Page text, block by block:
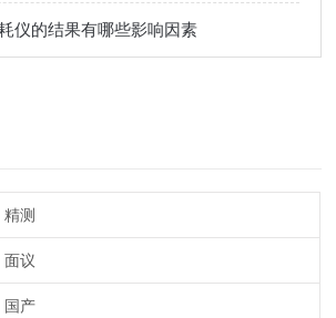
仪的结果有哪些影响因素
精测
面议
国产